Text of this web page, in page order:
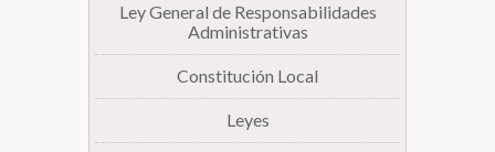
Transparencia
Ley General de Responsabilidades
Administrativas
Constitución Local
Leyes